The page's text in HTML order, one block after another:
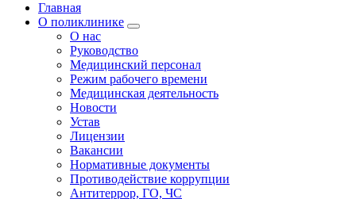
Главная
О поликлинике
О нас
Руководство
Медицинский персонал
Режим рабочего времени
Медицинская деятельность
Новости
Устав
Лицензии
Вакансии
Нормативные документы
Противодействие коррупции
Антитеррор, ГО, ЧС